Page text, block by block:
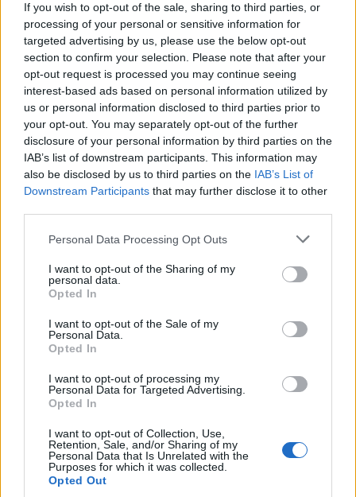
If you wish to opt-out of the sale, sharing to third parties, or
processing of your personal or sensitive information for
targeted advertising by us, please use the below opt-out
section to confirm your selection. Please note that after your
opt-out request is processed you may continue seeing
interest-based ads based on personal information utilized by
us or personal information disclosed to third parties prior to
your opt-out. You may separately opt-out of the further
disclosure of your personal information by third parties on the
IAB’s list of downstream participants. This information may
also be disclosed by us to third parties on the IAB’s List of
Downstream Participants that may further disclose it to other
Please note that this website/app uses one or more Google
not limited to your visit or usage behaviour. You may click to
grant or deny consent to Google and its third-party tags to
use your data for below specified purposes in below Google
consent section.
Personal Data Processing Opt Outs
I want to opt-out of the Sharing of my
personal data.
Opted In
I want to opt-out of the Sale of my
Personal Data.
Opted In
I want to opt-out of processing my
Personal Data for Targeted Advertising.
Opted In
I want to opt-out of Collection, Use,
Retention, Sale, and/or Sharing of my
Personal Data that Is Unrelated with the
Purposes for which it was collected.
Opted Out
Όπως κατέθεσε, μετά την επίθεση διαπίστωσε ότι
έφερε οίδημα στο κεφάλι και εκδορά στο αριστερό
αυτί.
Σε εξέλιξη η έρευνα - Άφαντος ο 39χρονος
Οι αρχές έχουν ξεκινήσει έρευνα για την υπόθεση
ενδοοικογενειακής βίας, ενώ ο 39χρονος δεν έχει
εντοπιστεί μέχρι στιγμής. Σημειώνεται ότι,
σύμφωνα με τις ίδιες πληροφορίες, η γυναίκα
φέρεται αρχικά να μην επιθυμούσε την ποινική
δίωξη του συζύγου της.